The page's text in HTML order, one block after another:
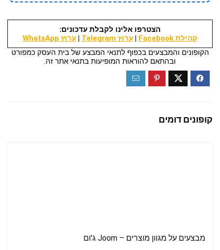
הצטרפו אלינו לקבלת עדכונים:
קהילת Facebook
| ערוץ Telegram | ערוץ WhatsApp
הקופונים והמבצעים בכפוף לתנאי המבצע של בית העסק כמפורט
ובהתאם להוראות המופיעות בתנאי אתר זה.
קופונים דומים
מבצעים על מגוון מוצרים – Joom ג'ום